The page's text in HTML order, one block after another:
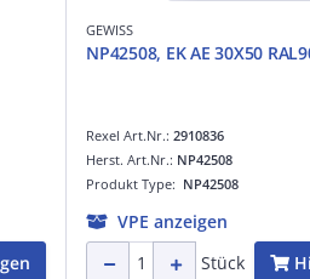
GEWISS
NP42508, EK AE 30X50
Rexel Art.Nr.: 2910836
Produkt Type: NP42508
Herst. Art.Nr.: NP42508
VPE anzeigen
Stück